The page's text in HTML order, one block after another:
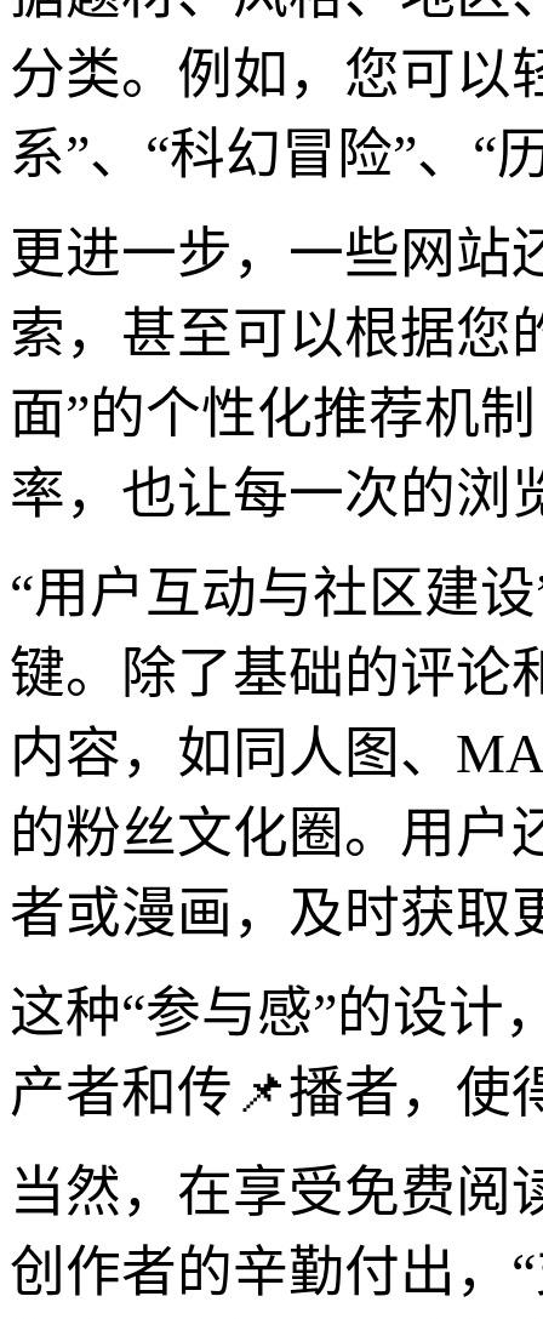
分类。例如，您可以
系”、“科幻冒险”、“
更进一步，一些网站
索，甚至可以根据您
面”的个性化推荐机
率，也让每一次的浏
“用户互动与社区建
键。除了基础的评论
内容，如同人图、
的粉丝文化圈。用户
者或漫画，及时获取
这种“参与感”的设计
产者和传📌播者，使
当然，在享受免费阅
创作者的辛勤付出，